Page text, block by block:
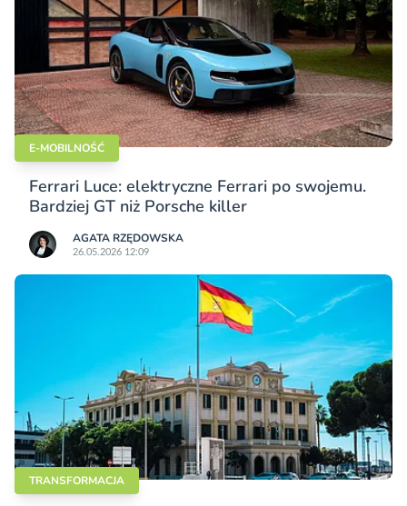
E-MOBILNOŚĆ
Ferrari Luce: elektryczne Ferrari po swojemu.
Bardziej GT niż Porsche killer
AGATA RZĘDOWSKA
26.05.2026 12:09
TRANSFORMACJA